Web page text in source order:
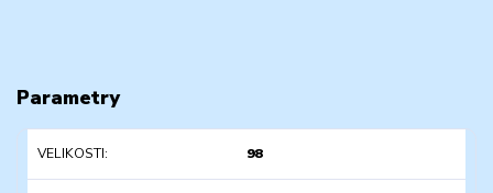
Parametry
VELIKOSTI 98